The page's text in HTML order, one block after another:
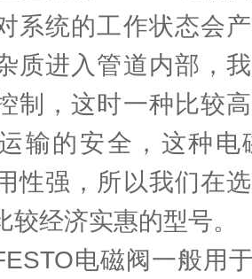
系统的工作状态会
质进入管道内部，
制，这时一种比较
输的安全，这种电
性强，所以我们在
较经济实惠的型号。
电磁阀一般用于